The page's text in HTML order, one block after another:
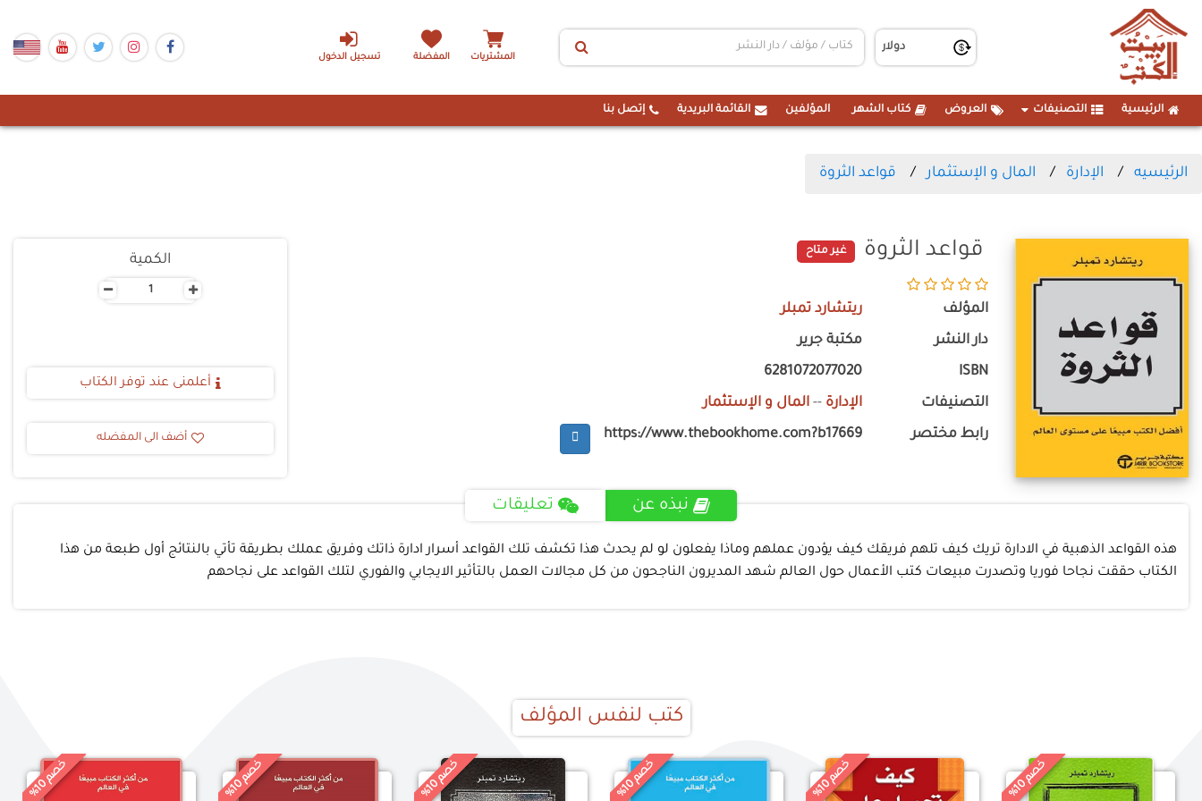
تسجيل الدخول المشتريات المفضلة
الرئيسية التصنيفات العروض كتاب الشهر المؤلفين القائمة البريدية إتصل بنا
الرئيسيه الإدارة المال و الإستثمار قواعد الثروة
قواعد الثروة غير متاح
المؤلف ريتشارد تمبلر
دار النشر مكتبة جرير
ISBN
6281072077020
التصنيفات الإدارة -- المال و الإستثمار
رابط مختصر https://www.thebookhome.com?b17669
الكمية
- +
أعلمنى عند توفر الكتاب
أضف الى المفضله
نبذه عن تعليقات
هذه القواعد الذهبية في الادارة تريك كيف تلهم فريقك كيف يؤدون عملهم وماذا يفعلون لو لم يحدث هذا تكشف تلك القواعد أسرار ادارة ذاتك وفريق عملك بطريقة تأتي بالنتائج أول طبعة من هذا
الكتاب حققت نجاحا فوريا وتصدرت مبيعات كتب الأعمال حول العالم شهد المديرون الناجحون من كل مجالات العمل بالتأثير الايجابي والفوري لتلك القواعد على نجاحهم
كتب لنفس المؤلف
خ
ص
م
1
0% خ
ص
م
1
0% خ
ص
م
1
0% خ
ص
م
1
0% خ
ص
م
1
0% خ
ص
م
1
0%